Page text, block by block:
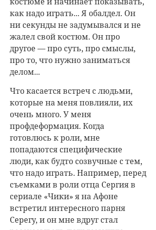
как надо играть... Я обалдел. Он
ни секунды не задумывался и не
жалел свой костюм. Он про
другое — про суть, про смыслы,
про то, что нужно заниматься
делом...
Что касается встреч с людьми,
которые на меня повлияли, их
очень много. У меня
профдеформация. Когда
готовлюсь к роли, мне
попадаются специфические
люди, как будто созвучные с тем,
что надо играть. Например, перед
съемками в роли отца Сергия в
сериале «Чики» я на Афоне
встретил интересного парня
Серегу, и он мне вдруг стал